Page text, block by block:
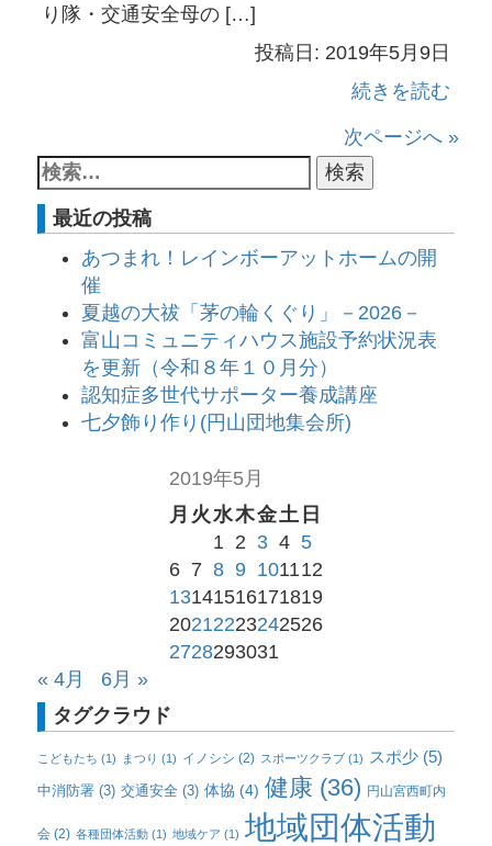
り隊・交通安全母の […]
投稿日: 2019年5月9日
続きを読む
次ページへ »
最近の投稿
あつまれ！レインボーアットホームの開
催
夏越の大祓「茅の輪くぐり」－2026－
富山コミュニティハウス施設予約状況表
を更新（令和８年１０月分）
認知症多世代サポーター養成講座
七夕飾り作り(円山団地集会所)
2019年5月
月 火 水木金 土 日
1 2 3 4 5
6 7 8 9 101112
13141516171819
20212223242526
2728293031
« 4月
6月 »
タグクラウド
こどもたち (1) まつり (1) イノシシ (2) スポーツクラブ(1) スポ少(5)
中消防署(3) 交通安全(3) 体協 (4) 健康 (36) 円山宮西町内
会(2) 各種団体活動(1) 地域ケア (1) 地域団体活動